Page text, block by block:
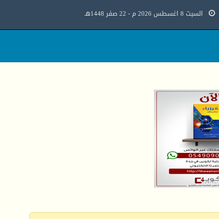
السبت 8 اغسطس 2026 م - 22 صفر 1448هـ